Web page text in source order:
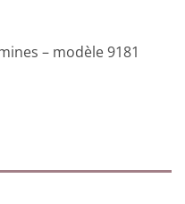
– modèle 9181